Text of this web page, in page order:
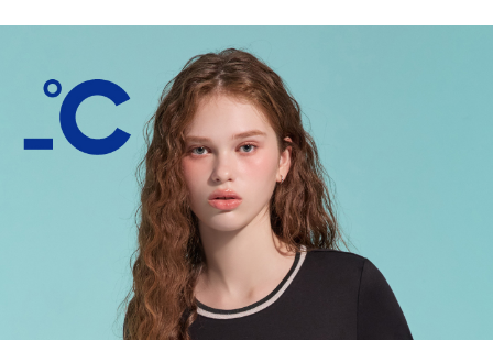
7-11付款取貨
每筆NT$80，滿NT$2,000(含以上)免運費
付款後7-11取貨
每筆NT$80，滿NT$2,000(含以上)免運費
每筆NT$120，滿NT$2,000(含以上)免運費
每筆NT$400，滿NT$2,000(含以上)免運費